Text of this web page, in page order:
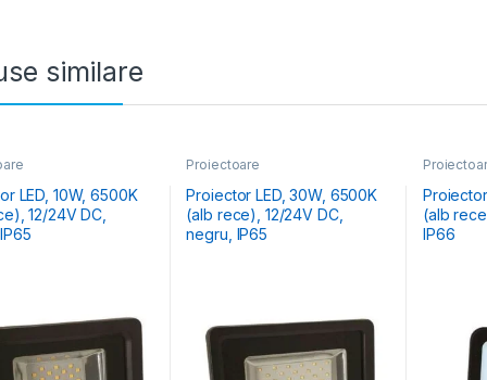
similare
6500K
DC,
Proiectoare
Proiector LED, 30W, 6500K
(alb rece), 12/24V DC,
negru, IP65
Proiector LED,
(alb
IP66